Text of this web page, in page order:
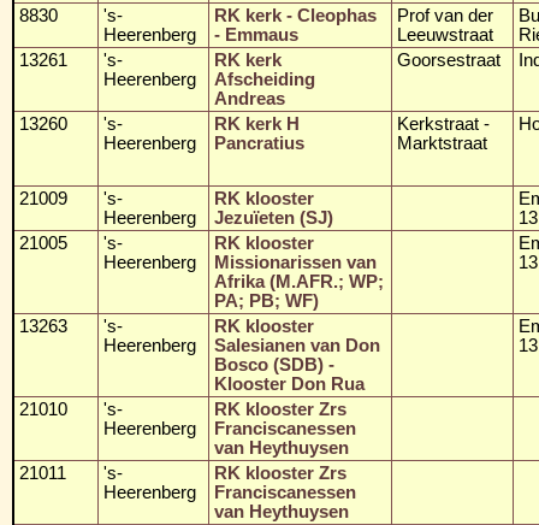
8830
's-
Heerenberg
RK kerk - Cleophas
- Emmaus
Prof van der
Leeuwstraat
13261
's-
Heerenberg
RK kerk
Afscheiding
Andreas
Goorsestraat
13260
's-
Heerenberg
RK kerk H
Pancratius
Kerkstraat -
Marktstraat
21009
's-
Heerenberg
RK klooster
Jezuïeten (SJ)
13
21005
's-
Heerenberg
RK klooster
Missionarissen van
Afrika (M.AFR.; WP;
PA; PB; WF)
13
13263
's-
Heerenberg
RK klooster
Salesianen van Don
Bosco (SDB) -
Klooster Don Rua
13
21010
's-
Heerenberg
RK klooster Zrs
Franciscanessen
van Heythuysen
21011
's-
Heerenberg
RK klooster Zrs
Franciscanessen
van Heythuysen